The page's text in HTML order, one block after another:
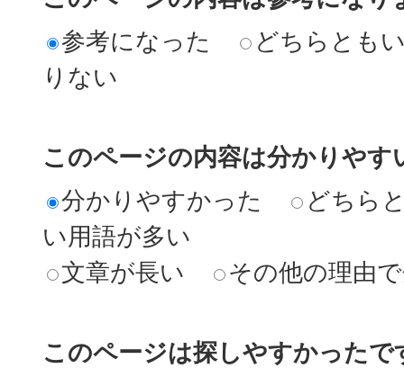
参考になった
どちらとも
りない
このページの内容は分かりやす
分かりやすかった
どちら
い用語が多い
文章が長い
その他の理由
このページは探しやすかったで